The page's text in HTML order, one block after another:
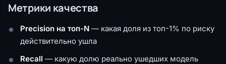
Метрики качества
Precision на топ-N — какая доля из топ-1% по риску
действительно ушла
Recall — какую долю реально ушедших модель